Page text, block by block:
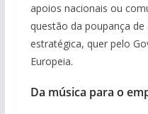
apoios nacionais ou
questão da poupança de
estratégica, quer pelo
Europeia.
Da música para o